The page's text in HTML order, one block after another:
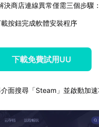
決商店連線異常僅需三個步驟：
按鈕完成軟體安裝程序
下載免費試用UU
面搜尋「Steam」並啟動加